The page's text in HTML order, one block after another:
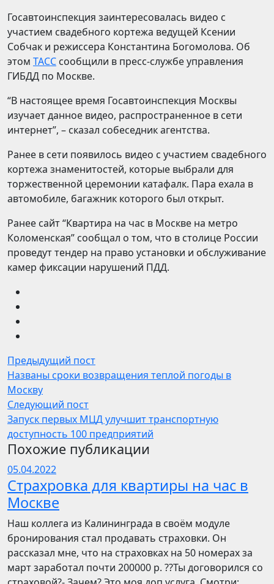
Госавтоинспекция заинтересовалась видео с
участием свадебного кортежа ведущей Ксении
Собчак и режиссера Константина Богомолова. Об
этом ТАСС сообщили в пресс-службе управления
ГИБДД по Москве.
“В настоящее время Госавтоинспекция Москвы
изучает данное видео, распространенное в сети
интернет”, – сказал собеседник агентства.
Ранее в сети появилось видео с участием свадебного
кортежа знаменитостей, которые выбрали для
торжественной церемонии катафалк. Пара ехала в
автомобиле, багажник которого был открыт.
Ранее сайт “Квартира на час в Москве на метро
Коломенская” сообщал о том, что в столице России
проведут тендер на право установки и обслуживание
камер фиксации нарушений ПДД.
Предыдущий пост
Названы сроки возвращения теплой погоды в
Москву
Следующий пост
Запуск первых МЦД улучшит транспортную
доступность 100 предприятий
Похожие публикации
05.04.2022
Страхровка для квартиры на час в
Москве
Наш коллега из Калининграда в своём модуле
бронирования стал продавать страховки. Он
рассказал мне, что на страховках на 50 номерах за
март заработал почти 200000 р. ??Ты договорился со